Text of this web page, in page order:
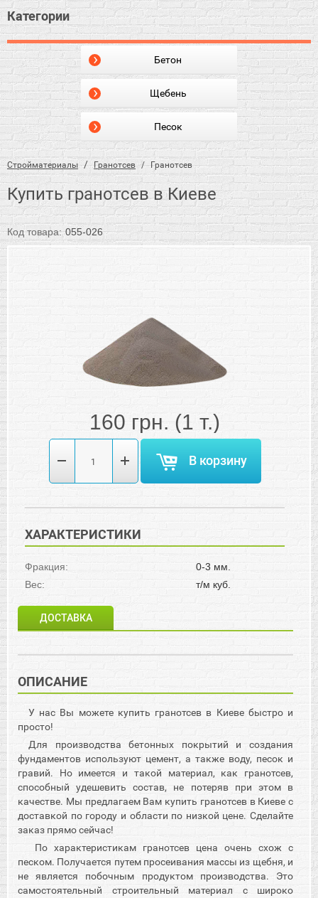
Категории
Бетон
Щебень
Песок
Стройматериалы Гранотсев Гранотсев
Купить гранотсев в Киеве
Код товара: 055-026
160 грн. (1 т.)
В корзину
ХАРАКТЕРИСТИКИ
Фракция:
0-3 мм.
Вес:
т/м куб.
ДОСТАВКА
ОПИСАНИЕ
У нас Вы можете купить гранотсев в Киеве быстро и
просто!
Для производства бетонных покрытий и создания
фундаментов используют цемент, а также воду, песок и
гравий. Но имеется и такой материал, как гранотсев,
способный удешевить состав, не потеряв при этом в
качестве. Мы предлагаем Вам купить гранотсев в Киеве с
доставкой по городу и области по низкой цене. Сделайте
заказ прямо сейчас!
По характеристикам гранотсев цена очень схож с
песком. Получается путем просеивания массы из щебня, и
не является побочным продуктом производства. Это
самостоятельный строительный материал с широко